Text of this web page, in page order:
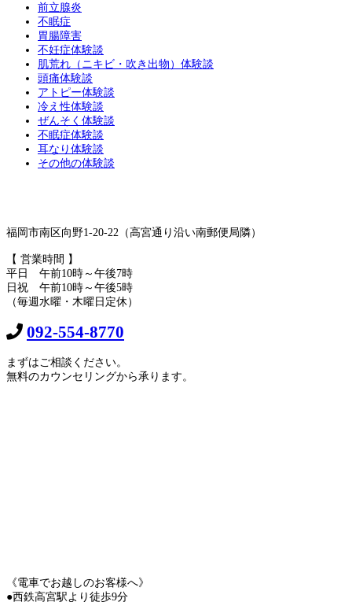
前立腺炎
不眠症
胃腸障害
不妊症体験談
肌荒れ（ニキビ・吹き出物）体験談
頭痛体験談
アトピー体験談
冷え性体験談
ぜんそく体験談
不眠症体験談
耳なり体験談
その他の体験談
福岡市南区向野1-20-22（高宮通り沿い南郵便局隣）
【 営業時間 】
平日 午前10時～午後7時
日祝 午前10時～午後5時
（毎週水曜・木曜日定休）
092-554-8770
まずはご相談ください。
無料のカウンセリングから承ります。
《電車でお越しのお客様へ》
●西鉄高宮駅より徒歩9分